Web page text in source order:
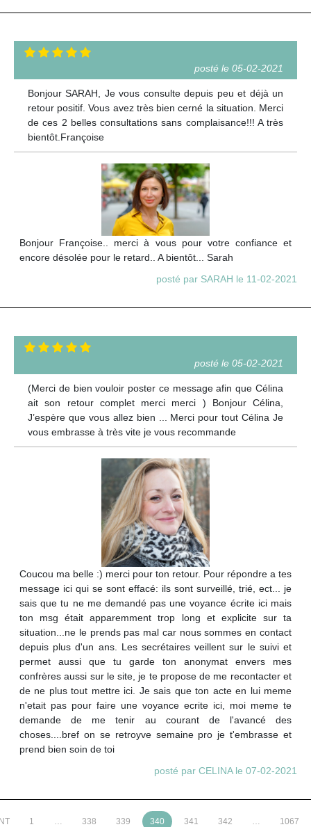
posté le 05-02-2021
Bonjour SARAH, Je vous consulte depuis peu et déjà un
retour positif. Vous avez très bien cerné la situation. Merci
de ces 2 belles consultations sans complaisance!!! A très
bientôt.Françoise
Bonjour Françoise.. merci à vous pour votre confiance et
encore désolée pour le retard.. A bientôt... Sarah
posté par SARAH le 11-02-2021
posté le 05-02-2021
(Merci de bien vouloir poster ce message afin que Célina
ait son retour complet merci merci ) Bonjour Célina,
J’espère que vous allez bien ... Merci pour tout Célina Je
vous embrasse à très vite je vous recommande
Coucou ma belle :) merci pour ton retour. Pour répondre a tes
message ici qui se sont effacé: ils sont surveillé, trié, ect... je
sais que tu ne me demandé pas une voyance écrite ici mais
ton msg était apparemment trop long et explicite sur ta
situation...ne le prends pas mal car nous sommes en contact
depuis plus d'un ans. Les secrétaires veillent sur le suivi et
permet aussi que tu garde ton anonymat envers mes
confrères aussi sur le site, je te propose de me recontacter et
de ne plus tout mettre ici. Je sais que ton acte en lui meme
n'etait pas pour faire une voyance ecrite ici, moi meme te
demande de me tenir au courant de l'avancé des
choses....bref on se retroyve semaine pro je t'embrasse et
prend bien soin de toi
posté par CELINA le 07-02-2021
1 … 338 339 340 341 342 … 1067